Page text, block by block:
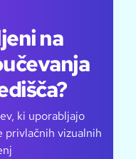
na
ki uporabljajo
privlačnih vizualnih